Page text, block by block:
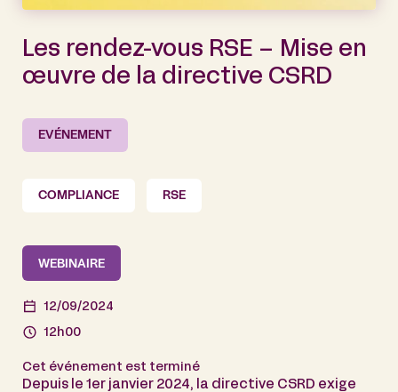
Les rendez-vous RSE – Mise en
œuvre de la directive CSRD
EVÉNEMENT
COMPLIANCE RSE
WEBINAIRE
12/09/2024
12h00
Cet événement est terminé
Depuis le 1er janvier 2024, la directive CSRD exige